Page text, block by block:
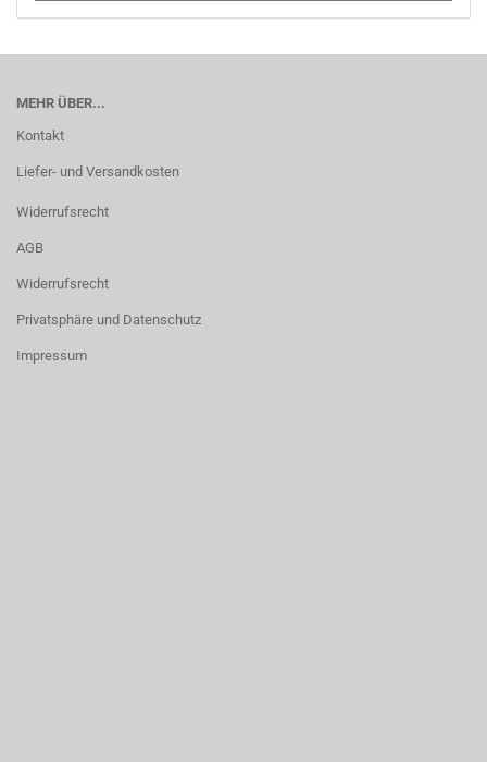
MEHR ÜBER...
Kontakt
Liefer- und Versandkosten
Widerrufsrecht
AGB
Widerrufsrecht
Privatsphäre und Datenschutz
Impressum